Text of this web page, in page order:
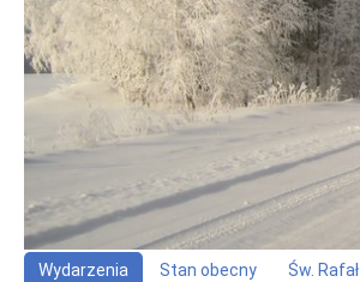
Wydarzenia Stan obecny Św. Rafał